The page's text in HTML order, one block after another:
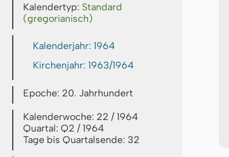
Kalendertyp: Standard
(gregorianisch)
Kalenderjahr: 1964
Kirchenjahr: 1963/1964
Epoche: 20. Jahrhundert
Kalenderwoche: 22 / 1964
Quartal: Q2 / 1964
Tage bis Quartalsende: 32